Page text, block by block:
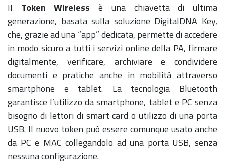
II Token Wireless è una chiavetta di ultima
generazione, basata sulla soluzione DigitalDNA Key,
che, grazie ad una “app” dedicata, permette di accedere
in modo sicuro a tutti i servizi online della PA, firmare
digitalmente, verificare, archiviare e condividere
documenti e pratiche anche in mobilità attraverso
smartphone e tablet. La tecnologia Bluetooth
garantisce l’utilizzo da smartphone, tablet e PC senza
bisogno di lettori di smart card o utilizzo di una porta
USB. Il nuovo token può essere comunque usato anche
da PC e MAC collegandolo ad una porta USB, senza
nessuna configurazione.